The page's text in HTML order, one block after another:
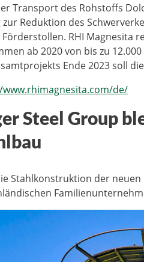
Transport des Rohstoffs
zur Reduktion des
Förderstollen. RHI Magnesita
ab 2020 von bis zu
Ende 2023 soll
de/
Steel Group
Stahlkonstruktion der